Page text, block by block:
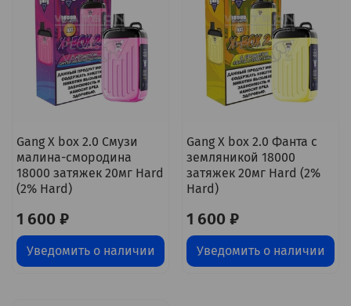
Gang X box 2.0 Смузи
малина-смородина
18000 затяжек 20мг Hard
(2% Hard)
1 600 ₽
Уведомить о наличии
Gang X box 2.0 Фанта с
земляникой 18000
затяжек 20мг Hard (2%
Hard)
1 600 ₽
Уведомить о наличии